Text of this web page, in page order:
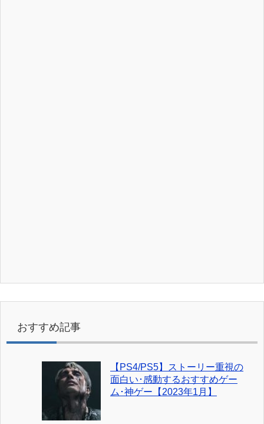
おすすめ記事
【PS4/PS5】ストーリー重視の
面白い･感動するおすすめゲー
ム･神ゲー【2023年1月】